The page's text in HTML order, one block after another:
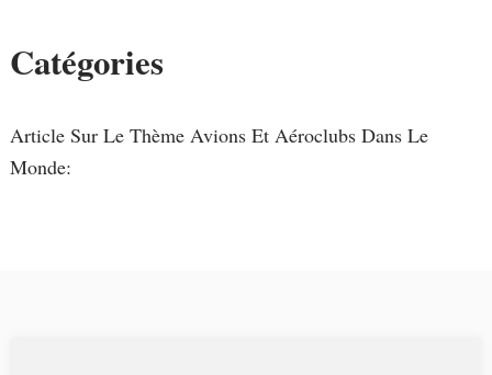
Catégories
Article Sur Le Thème Avions Et Aéroclubs Dans Le
Monde: